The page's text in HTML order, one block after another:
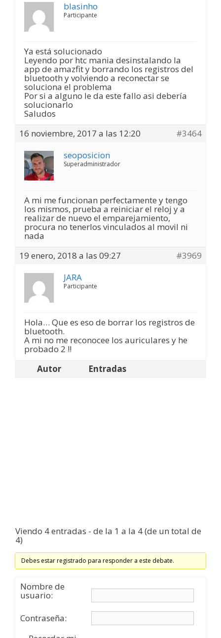
blasinho
Participante
Ya está solucionado
Leyendo por htc mania desinstalando la
app de amazfit y borrando los registros del
bluetooth y volviendo a reconectar se
soluciona el problema
Por si a alguno le da este fallo asi debería
solucionarlo
Saludos
16 noviembre, 2017 a las 12:20
#3464
seoposicion
Superadministrador
A mi me funcionan perfectamente y tengo
los mismos, prueba a reiniciar el reloj y a
realizar de nuevo el emparejamiento,
procura no tenerlos vinculados al movil ni
nada
19 enero, 2018 a las 09:27
#3969
JARA
Participante
Hola… Que es eso de borrar los registros de
bluetooth.
A mi no me reconocee los auriculares y he
probado 2 !!
Autor
Entradas
Viendo 4 entradas - de la 1 a la 4 (de un total de
4)
Debes estar registrado para responder a este debate.
Nombre de
usuario:
Contraseña: